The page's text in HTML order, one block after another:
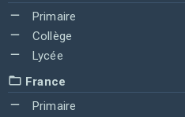
Primaire
Collège
Lycée
France
Primaire